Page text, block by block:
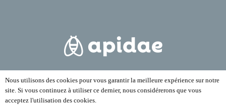
Nous utilisons des cookies pour vous garantir la meilleure expérience sur notre
site. Si vous continuez à utiliser ce dernier, nous considérerons que vous
acceptez l'utilisation des cookies.